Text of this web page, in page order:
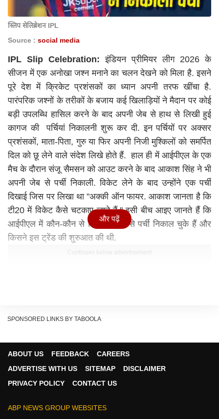
स्लिप सेलिब्रेशन IPL
Source : social media
IPL Slip Celebration: इंडियन प्रीमियर लीग 2026 के
सीजन में एक अनोखा जश्न मनाने का चलन देखने को मिला है. इसने
पूरे देश में क्रिकेट प्रशंसकों का ध्यान अपनी तरफ खींचा है.
पारंपरिक जश्नों के तरीकों के बजाय कई खिलाड़ियों ने मैदान पर कोई
बड़ी उपलब्धि हासिल करने के बाद अपनी जेब से हाथ से लिखी हुई
कागज की पर्चियां निकालनी शुरू कर दी. इन पर्चियों पर अक्सर
प्रशंसकों, माता-पिता, गुरु या फिर अपनी निजी मुश्किलों को समर्पित
दिल को छू लेने वाले संदेश लिखे होते हैं. हाल ही में आईपीएल के एक
मैच के दौरान संजू सैमसन को आउट करने के बाद आकाश सिंह ने भी
अपनी जेब से पर्ची निकाली. विकेट लेने के बाद उन्होंने एक पर्ची
दिखाई जिस पर लिखा था "अक्की ऑन फायर. आकाश जानता है कि
टी20 में विकेट कैसे चटकाए जाते हैं." इसी बीच आइए जानते हैं कि
आईपीएल में कौन-कौन से खिलाड़ी जेब से पर्ची निकाल चुके हैं और
किसने इस ट्रेंड की शुरुआत की थी.
Continues below advertisement
और पढ़ें
SPONSORED LINKS BY TABOOLA
ABOUT US FEEDBACK
CAREERS
ADVERTISE WITH US
SITEMAP
DISCLAIMER
PRIVACY POLICY
CONTACT US
ABP NEWS GROUP WEBSITES